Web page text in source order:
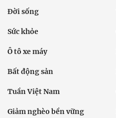
Đời sống
Sức khỏe
Ô tô xe máy
Bất động sản
Tuần Việt Nam
Giảm nghèo bền vững